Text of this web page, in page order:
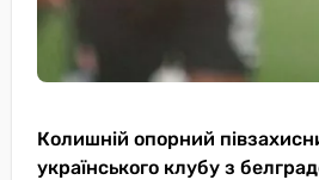
Колишній опорний
українського клубу з